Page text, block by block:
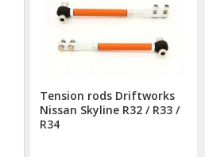
Tension rods Driftworks
Nissan Skyline R32 / R33 /
R34